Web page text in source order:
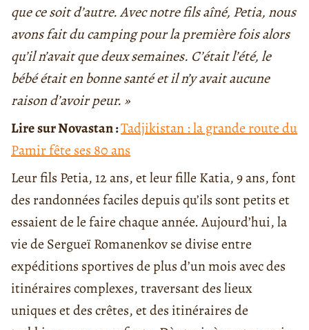
que ce soit d’autre. Avec notre fils aîné, Petia, nous
avons fait du camping pour la première fois alors
qu’il n’avait que deux semaines. C’était l’été, le
bébé était en bonne santé et il n’y avait aucune
raison d’avoir peur. »
Liresur Novastan :Tadjikistan : la grande route du
Pamir fête ses 80 ans
Leur fils Petia, 12 ans, et leur fille Katia, 9 ans, font
des randonnées faciles depuis qu’ils sont petits et
essaient de le faire chaque année. Aujourd’hui, la
vie de Sergueï Romanenkov se divise entre
expéditions sportives de plus d’un mois avec des
itinéraires complexes, traversant des lieux
uniques et des crêtes, et des itinéraires de